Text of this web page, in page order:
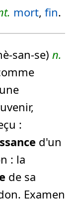
mort, fin.
san-se) n.
:
d'un
: la
de sa
Examen